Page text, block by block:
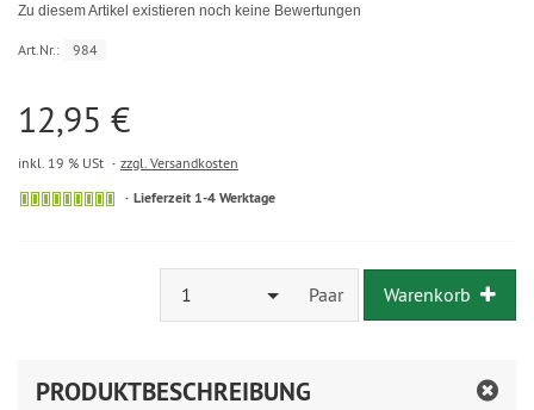
Zu diesem Artikel existieren noch keine Bewertungen
Art.Nr.: 984
12,95 €
inkl. 19 % USt zzgl. Versandkosten
Lieferzeit 1-4 Werktage
1 Paar Warenkorb
PRODUKTBESCHREIBUNG